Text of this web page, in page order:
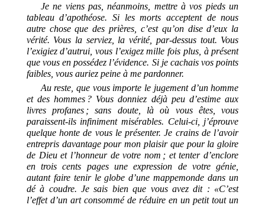
Je ne viens pas, néanmoins, mettre à vos pieds un
tableau d’apothéose. Si les morts acceptent de nous
autre chose que des prières, c’est qu’on dise d’eux la
vérité. Vous la serviez, la vérité, par-dessus tout. Vous
l’exigiez d’autrui, vous l’exigez mille fois plus, à présent
que vous en possédez l’évidence. Si je cachais vos points
faibles, vous auriez peine à me pardonner.
Au reste, que vous importe le jugement d’un homme
et des hommes ? Vous donniez déjà peu d’estime aux
livres profanes ; sans doute, là où vous êtes, vous
paraissent-ils infiniment misérables. Celui-ci, j’éprouve
quelque honte de vous le présenter. Je crains de l’avoir
entrepris davantage pour mon plaisir que pour la gloire
de Dieu et l’honneur de votre nom ; et tenter d’enclore
en trois cents pages une expression de votre génie,
autant faire tenir le globe d’une mappemonde dans un
dé à coudre. Je sais bien que vous avez dit : «C’est
l’effet d’un art consommé de réduire en un petit tout un